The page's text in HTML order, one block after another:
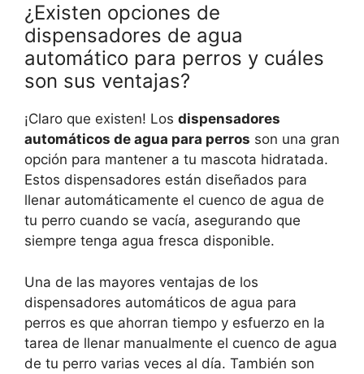
¿Existen opciones de
dispensadores de agua
automático para perros y cuáles
son sus ventajas?
¡Claro que existen! Los dispensadores
automáticos de agua para perros son una gran
opción para mantener a tu mascota hidratada.
Estos dispensadores están diseñados para
llenar automáticamente el cuenco de agua de
tu perro cuando se vacía, asegurando que
siempre tenga agua fresca disponible.
Una de las mayores ventajas de los
dispensadores automáticos de agua para
perros es que ahorran tiempo y esfuerzo en la
tarea de llenar manualmente el cuenco de agua
de tu perro varias veces al día. También son